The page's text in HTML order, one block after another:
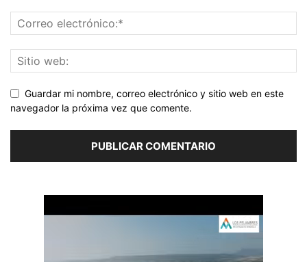
Guardar mi nombre, correo electrónico y sitio web en este
navegador la próxima vez que comente.